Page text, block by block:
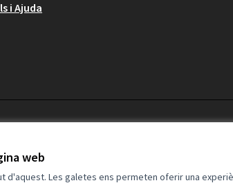
web
Les galetes ens permeten oferir una
i Ajuda